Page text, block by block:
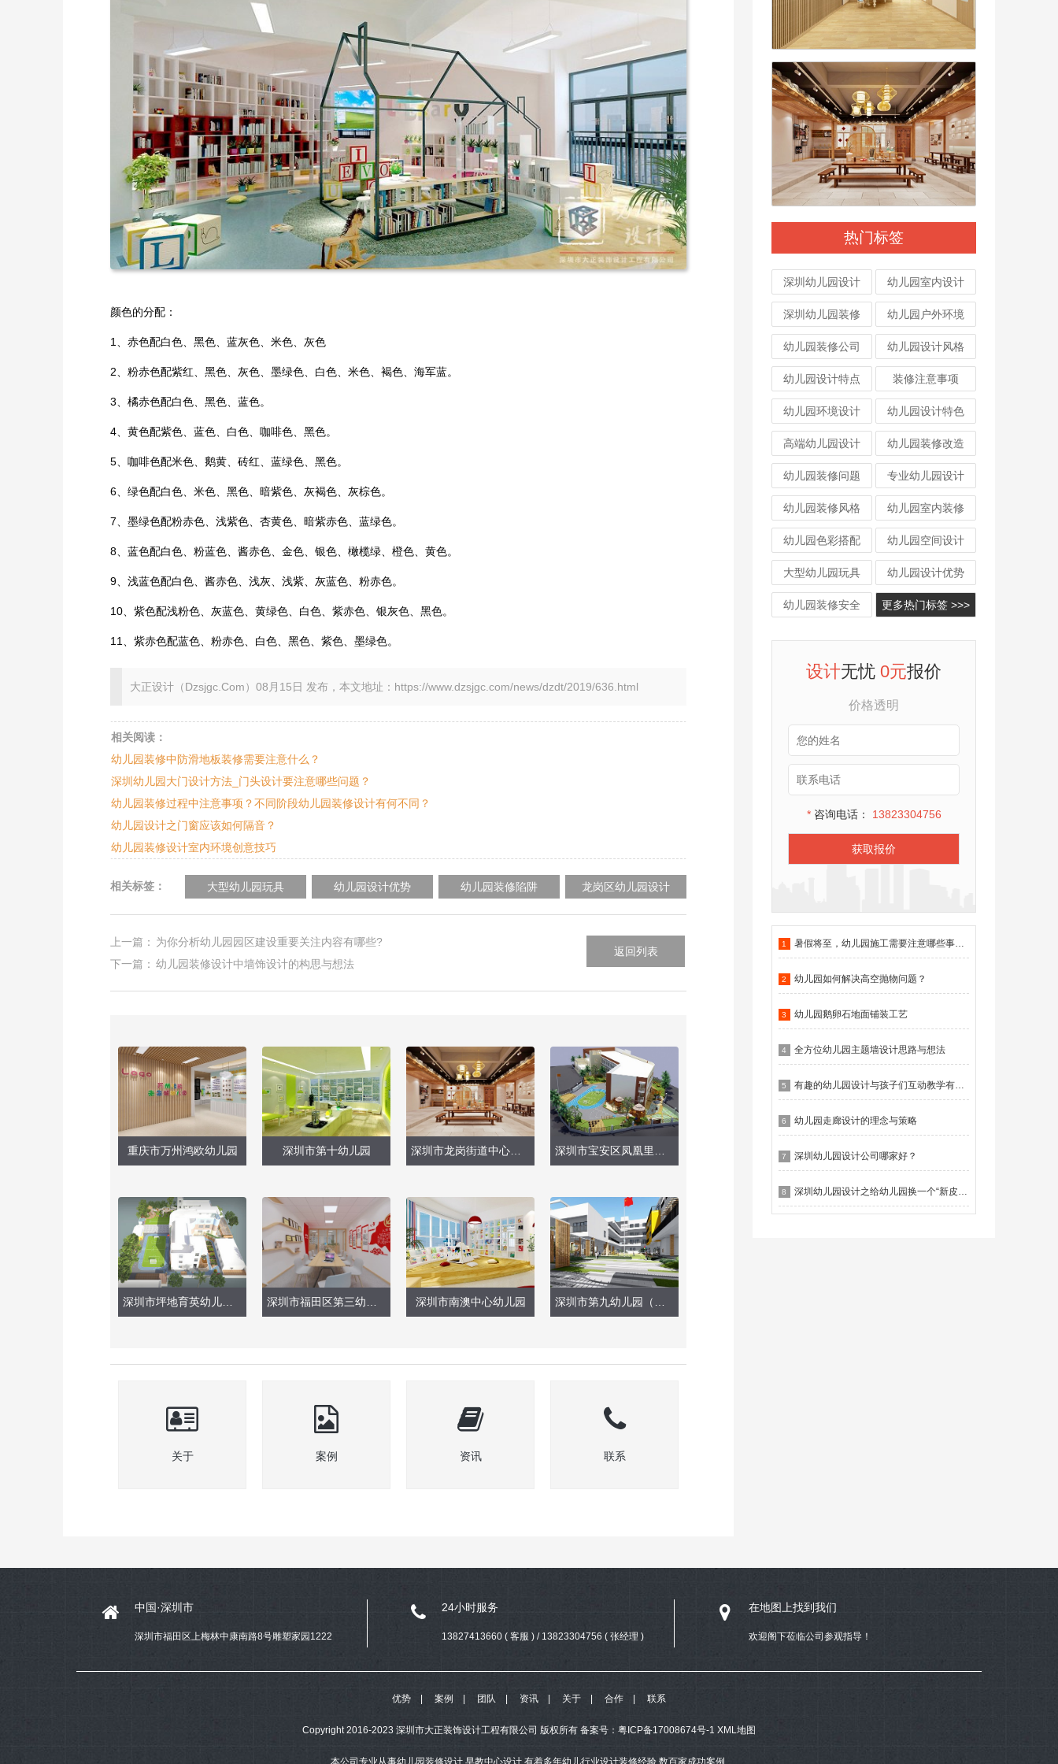
颜色的分配：
1、赤色配白色、黑色、蓝灰色、米色、灰色
2、粉赤色配紫红、黑色、灰色、墨绿色、白色、米色、褐色、海军蓝。
3、橘赤色配白色、黑色、蓝色。
4、黄色配紫色、蓝色、白色、咖啡色、黑色。
5、咖啡色配米色、鹅黄、砖红、蓝绿色、黑色。
6、绿色配白色、米色、黑色、暗紫色、灰褐色、灰棕色。
7、墨绿色配粉赤色、浅紫色、杏黄色、暗紫赤色、蓝绿色。
8、蓝色配白色、粉蓝色、酱赤色、金色、银色、橄榄绿、橙色、黄色。
9、浅蓝色配白色、酱赤色、浅灰、浅紫、灰蓝色、粉赤色。
10、紫色配浅粉色、灰蓝色、黄绿色、白色、紫赤色、银灰色、黑色。
​11、紫赤色配蓝色、粉赤色、白色、黑色、紫色、墨绿色。
大正设计（Dzsjgc.Com）08月15日 发布，本文地址：https://www.dzsjgc.com/news/dzdt/2019/636.html
热门标签
深圳幼儿园设计 幼儿园室内设计
深圳幼儿园装修 幼儿园户外环境
幼儿园装修公司 幼儿园设计风格
幼儿园设计特点 装修注意事项
幼儿园环境设计 幼儿园设计特色
高端幼儿园设计 幼儿园装修改造
幼儿园装修问题 专业幼儿园设计
幼儿园装修风格 幼儿园室内装修
幼儿园色彩搭配 幼儿园空间设计
大型幼儿园玩具 幼儿园设计优势
幼儿园装修安全 更多热门标签 >>>
设计无忧0元报价
价格透明
*咨询电话： 13823304756
获取报价
1 暑假将至，幼儿园施工需要注意哪些事项？
2 幼儿园如何解决高空抛物问题？
3 幼儿园鹅卵石地面铺装工艺
4 全方位幼儿园主题墙设计思路与想法
5 有趣的幼儿园设计与孩子们互动教学有什么作用？
6 幼儿园走廊设计的理念与策略
7 深圳幼儿园设计公司哪家好？
8 深圳幼儿园设计之给幼儿园换一个“新皮肤”
相关阅读：
幼儿园装修中防滑地板装修需要注意什么？
深圳幼儿园大门设计方法_门头设计要注意哪些问题？
幼儿园装修过程中注意事项？不同阶段幼儿园装修设计有何不同？
幼儿园设计之门窗应该如何隔音？
幼儿园装修设计室内环境创意技巧
相关标签： 大型幼儿园玩具 幼儿园设计优势 幼儿园装修陷阱 龙岗区幼儿园设计
返回列表
上一篇： 为你分析幼儿园园区建设重要关注内容有哪些?
下一篇： 幼儿园装修设计中墙饰设计的构思与想法
重庆市万州鸿欧幼儿园 深圳市第十幼儿园
深圳市南澳中心幼儿园
关于 案例 资讯 联系
中国·深圳市
深圳市福田区上梅林中康南路8号雕塑家园1222
24小时服务
13827413660 ( 客服 ) / 13823304756 ( 张经理 )
在地图上找到我们
欢迎阁下莅临公司参观指导！
优势 案例 团队 资讯 关于 合作 联系
Copyright 2016-2023 深圳市大正装饰设计工程有限公司 版权所有 备案号： 粤ICP备17008674号-1 XML地图
本公司专业从事幼儿园装修设计,早教中心设计,有着多年幼儿行业设计装修经验,数百家成功案例.